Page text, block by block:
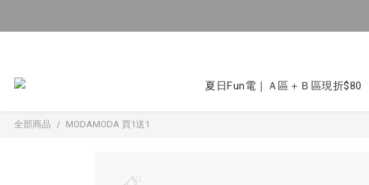
夏日Fun電｜Ａ區＋Ｂ區現折$80
全部商品 MODAMODA 買1送1